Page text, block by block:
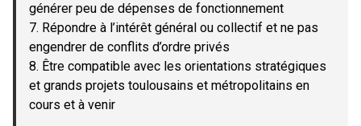
générer peu de dépenses de fonctionnement
7. Répondre à l’intérêt général ou collectif et ne pas
engendrer de conflits d’ordre privés
8. Être compatible avec les orientations stratégiques
et grands projets toulousains et métropolitains en
cours et à venir